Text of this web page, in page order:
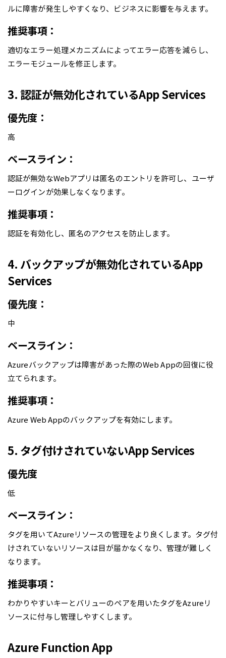
ルに障害が発生しやすくなり、ビジネスに影響を与えます。
推奨事項：
適切なエラー処理メカニズムによってエラー応答を減らし、
エラーモジュールを修正します。
3. 認証が無効化されているApp Services
優先度：
高
ベースライン：
認証が無効なWebアプリは匿名のエントリを許可し、ユーザ
ーログインが効果しなくなります。
推奨事項：
認証を有効化し、匿名のアクセスを防止します。
4. バックアップが無効化されているApp
Services
優先度：
中
ベースライン：
Azureバックアップは障害があった際のWeb Appの回復に役
立てられます。
推奨事項：
Azure Web Appのバックアップを有効にします。
5. タグ付けされていないApp Services
優先度
低
ベースライン：
タグを用いてAzureリソースの管理をより良くします。タグ付
けされていないリソースは目が届かなくなり、管理が難しく
なります。
推奨事項：
わかりやすいキーとバリューのペアを用いたタグをAzureリ
ソースに付与し管理しやすくします。
Azure Function App